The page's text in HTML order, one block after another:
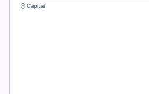
location_onCapital